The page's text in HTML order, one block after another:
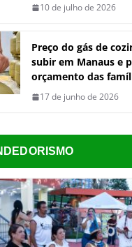
10 de julho de 2026
Preço do gás de
subir em Manaus e
orçamento das
17 de junho de 2026